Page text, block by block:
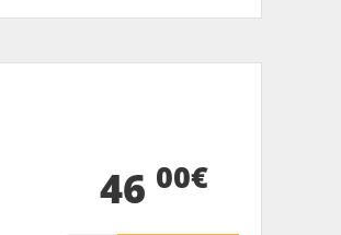
46 00€